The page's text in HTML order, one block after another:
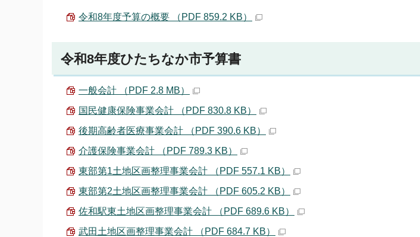
令和8年度予算の概要 （PDF 859.2 KB）
令和8年度ひたちなか市予算書
一般会計 （PDF 2.8 MB）
国民健康保険事業会計 （PDF 830.8 KB）
後期高齢者医療事業会計 （PDF 390.6 KB）
介護保険事業会計 （PDF 789.3 KB）
東部第1土地区画整理事業会計 （PDF 557.1 KB）
東部第2土地区画整理事業会計 （PDF 605.2 KB）
佐和駅東土地区画整理事業会計 （PDF 689.6 KB）
武田土地区画整理事業会計 （PDF 684.7 KB）